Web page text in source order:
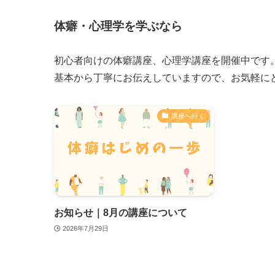
体癖・心理学を学ぶなら
初心者向けの体癖講座、心理学講座を開催中です。
基本から丁寧にお伝えしていますので、お気軽に
講座へ行く
お知らせ｜8月の講座について
2026年7月29日